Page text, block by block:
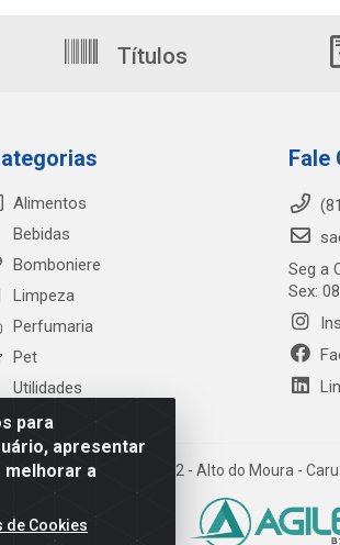
para
apresentar
melhorar a
de Cookies
Títulos
Alimentos
Bebidas
Bomboniere
Limpeza
Perfumaria
Pet
Utilidades
Fale
Seg a
Sex:
Alto do Moura, 582 - Alto do Moura -